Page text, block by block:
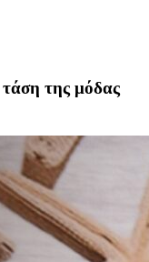
τάση της μόδας